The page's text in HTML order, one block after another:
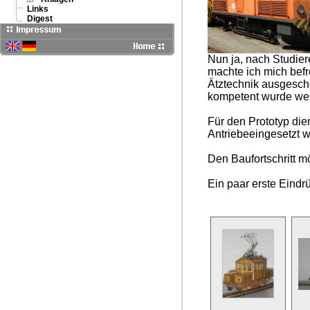
Links
Digest
Nun ja, nach
machte ich mich
Ätztechnik
kompetent wurde
Für den Prototyp
Antriebeeingesetzt
Den Baufortschritt
Ein paar erste